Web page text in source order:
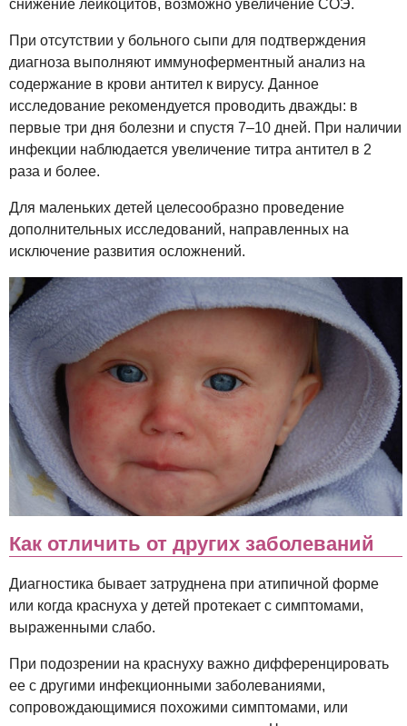
снижение лейкоцитов, возможно увеличение СОЭ.
При отсутствии у больного сыпи для подтверждения
диагноза выполняют иммуноферментный анализ на
содержание в крови антител к вирусу. Данное
исследование рекомендуется проводить дважды: в
первые три дня болезни и спустя 7–10 дней. При наличии
инфекции наблюдается увеличение титра антител в 2
раза и более.
Для маленьких детей целесообразно проведение
дополнительных исследований, направленных на
исключение развития осложнений.
Как отличить от других заболеваний
Диагностика бывает затруднена при атипичной форме
или когда краснуха у детей протекает с симптомами,
выраженными слабо.
При подозрении на краснуху важно дифференцировать
ее с другими инфекционными заболеваниями,
сопровождающимися похожими симптомами, или